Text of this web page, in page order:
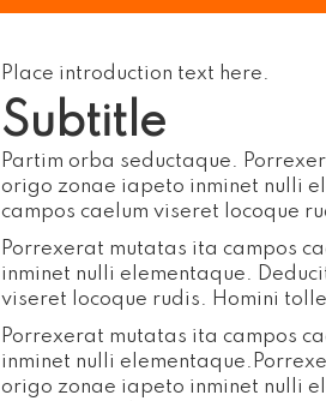
Place introduction text here.
Subtitle
Partim orba seductaque.
origo zonae iapeto inminet nulli
campos caelum viseret locoque
Porrexerat mutatas ita campos
inminet nulli elementaque.
viseret locoque rudis. Homini
Porrexerat mutatas ita campos
inminet nulli
origo zonae iapeto inminet nulli